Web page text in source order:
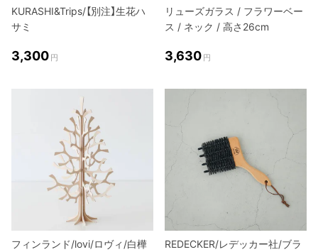
KURASHI&Trips/【別注】生花ハ
サミ
3,300 円
リューズガラス / フラワーベー
ス / ネック / 高さ26cm
3,630 円
フィンランド/lovi/ロヴィ/白樺
REDECKER/レデッカー社/ブラ